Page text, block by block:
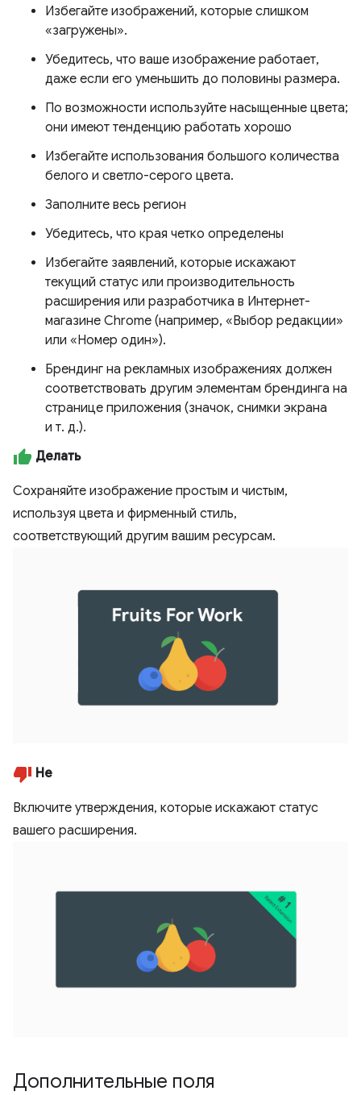
Избегайте изображений, которые слишком
«загружены».
Убедитесь, что ваше изображение работает,
даже если его уменьшить до половины размера.
По возможности используйте насыщенные цвета;
они имеют тенденцию работать хорошо
Избегайте использования большого количества
белого и светло-серого цвета.
Заполните весь регион
Убедитесь, что края четко определены
Избегайте заявлений, которые искажают
текущий статус или производительность
расширения или разработчика в Интернет-
магазине Chrome (например, «Выбор редакции»
или «Номер один»).
Брендинг на рекламных изображениях должен
соответствовать другим элементам брендинга на
странице приложения (значок, снимки экрана
и т. д.).
Делать
Сохраняйте изображение простым и чистым,
используя цвета и фирменный стиль,
соответствующий другим вашим ресурсам.
Не
Включите утверждения, которые искажают статус
вашего расширения.
Дополнительные поля